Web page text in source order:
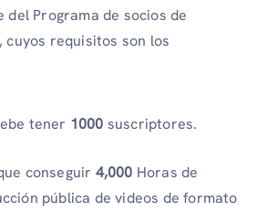
del Programa de socios de
cuyos requisitos son los
tener 1000 suscriptores.
conseguir 4,000 Horas de
pública de videos de formato